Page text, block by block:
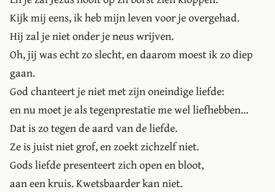
Kijk mij eens, ik heb mijn leven voor je overgehad.
Hij zal je niet onder je neus wrijven.
Oh, jij was echt zo slecht, en daarom moest ik zo diep
gaan.
God chanteert je niet met zijn oneindige liefde:
en nu moet je als tegenprestatie me wel liefhebben…
Dat is zo tegen de aard van de liefde.
Ze is juist niet grof, en zoekt zichzelf niet.
Gods liefde presenteert zich open en bloot,
aan een kruis. Kwetsbaarder kan niet.